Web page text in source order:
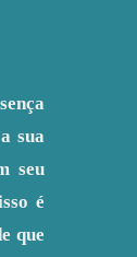
sua
seu
é
que